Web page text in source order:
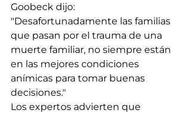
Goobeck dijo:
"Desafortunadamente las familias
que pasan por el trauma de una
muerte familiar, no siempre están
en las mejores condiciones
anímicas para tomar buenas
decisiones."
Los expertos advierten que